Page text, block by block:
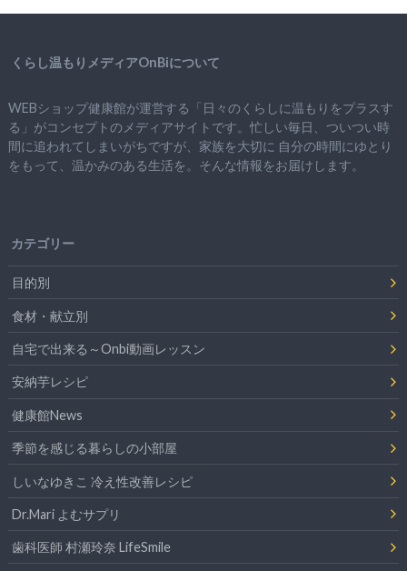
くらし温もりメディアOnBiについて
WEBショップ健康館が運営する「日々のくらしに温もりをプラスす
る」がコンセプトのメディアサイトです。忙しい毎日、ついつい時
間に追われてしまいがちですが、 家族を大切に 自分の時間にゆとり
をもって、 温かみのある生活を。そんな情報をお届けします。
カテゴリー
目的別
食材・献立別
自宅で出来る～Onbi動画レッスン
安納芋レシピ
健康館News
季節を感じる暮らしの小部屋
しいなゆきこ 冷え性改善レシピ
Dr.Mari よむサプリ
歯科医師 村瀬玲奈 LifeSmile